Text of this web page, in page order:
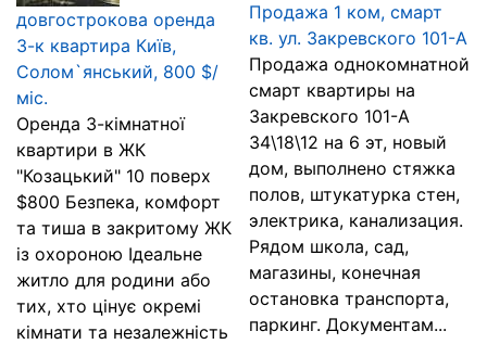
довгострокова оренда
3-к квартира Київ,
Солом`янський, 800 $/
міс.
Оренда 3-кімнатної
квартири в ЖК
"Козацький" 10 поверх
$800 Безпека, комфорт
та тиша в закритому ЖК
із охороною Ідеальне
житло для родини або
тих, хто цінує окремі
кімнати та незалежність
Продажа 1 ком, смарт
кв. ул. Закревского 101-А
Продажа однокомнатной
смарт квартиры на
Закревского 101-А
34\18\12 на 6 эт, новый
дом, выполнено стяжка
полов, штукатурка стен,
электрика, канализация.
Рядом школа, сад,
магазины, конечная
остановка транспорта,
паркинг. Документам...